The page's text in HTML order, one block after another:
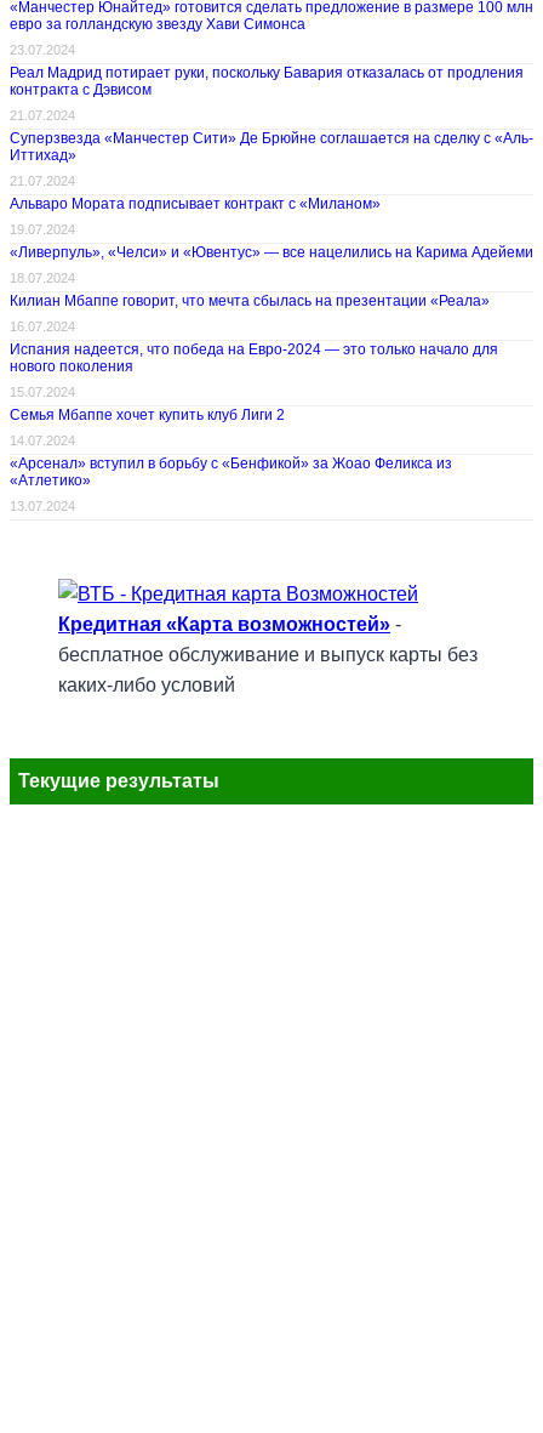
«Манчестер Юнайтед» готовится сделать предложение в размере 100 млн
евро за голландскую звезду Хави Симонса
23.07.2024
Реал Мадрид потирает руки, поскольку Бавария отказалась от продления
контракта с Дэвисом
21.07.2024
Суперзвезда «Манчестер Сити» Де Брюйне соглашается на сделку с «Аль-
Иттихад»
21.07.2024
Альваро Мората подписывает контракт с «Миланом»
19.07.2024
«Ливерпуль», «Челси» и «Ювентус» — все нацелились на Карима Адейеми
18.07.2024
Килиан Мбаппе говорит, что мечта сбылась на презентации «Реала»
16.07.2024
Испания надеется, что победа на Евро-2024 — это только начало для
нового поколения
15.07.2024
Семья Мбаппе хочет купить клуб Лиги 2
14.07.2024
«Арсенал» вступил в борьбу с «Бенфикой» за Жоао Феликса из
«Атлетико»
13.07.2024
Кредитная «Карта возможностей» -
бесплатное обслуживание и выпуск карты без
каких-либо условий
Текущие результаты